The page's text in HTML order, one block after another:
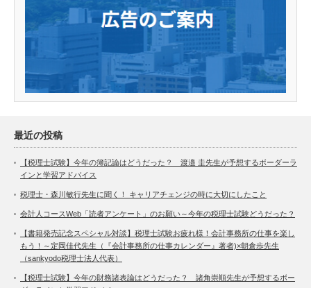
最近の投稿
【税理士試験】今年の簿記論はどうだった？ 渡邉 圭先生が予想するボーダーラ
インと学習アドバイス
税理士・森川敏行先生に聞く！ キャリアチェンジの時に大切にしたこと
会計人コースWeb「読者アンケート」のお願い～今年の税理士試験どうだった？
【書籍発売記念スペシャル対談】税理士試験お疲れ様！会計事務所の仕事を楽し
もう！～定岡佳代先生（『会計事務所の仕事カレンダー』著者)×朝倉歩先生
（sankyodo税理士法人代表）
【税理士試験】今年の財務諸表論はどうだった？ 諸角崇順先生が予想するボー